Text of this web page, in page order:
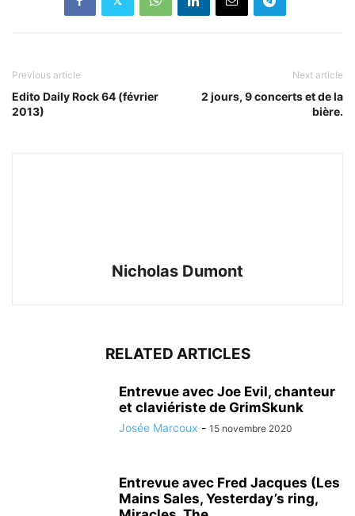
Previous article
Edito Daily Rock 64 (février
2013)
Next article
2 jours, 9 concerts et de la
bière.
Nicholas Dumont
RELATED ARTICLES
Entrevue avec Joe Evil, chanteur
et claviériste de GrimSkunk
Josée Marcoux - 15 novembre 2020
Entrevue avec Fred Jacques (Les
Mains Sales, Yesterday’s ring,